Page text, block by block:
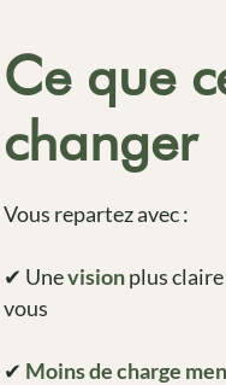
Ce que
changer
Vous repartez avec :
✔ Unevisionplus
vous
✔ Moins de charge